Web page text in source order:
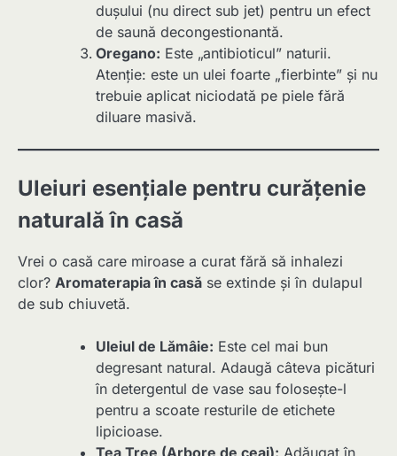
dușului (nu direct sub jet) pentru un efect
de saună decongestionantă.
Oregano: Este „antibioticul” naturii.
Atenție: este un ulei foarte „fierbinte” și nu
trebuie aplicat niciodată pe piele fără
diluare masivă.
Uleiuri esențiale pentru curățenie
naturală în casă
Vrei o casă care miroase a curat fără să inhalezi
clor? Aromaterapia în casă se extinde și în dulapul
de sub chiuvetă.
Uleiul de Lămâie: Este cel mai bun
degresant natural. Adaugă câteva picături
în detergentul de vase sau folosește-l
pentru a scoate resturile de etichete
lipicioase.